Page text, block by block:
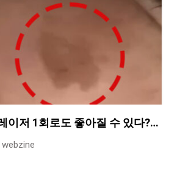
이저 1회로도 좋아질 수 있다?…
webzine